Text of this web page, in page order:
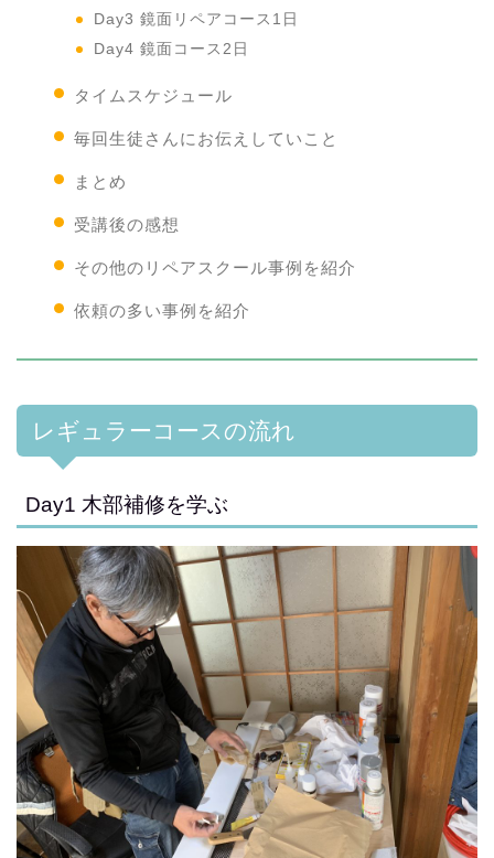
Day3 鏡面リペアコース1日
Day4 鏡面コース2日
タイムスケジュール
毎回生徒さんにお伝えしていこと
まとめ
受講後の感想
その他のリペアスクール事例を紹介
依頼の多い事例を紹介
レギュラーコースの流れ
Day1 木部補修を学ぶ